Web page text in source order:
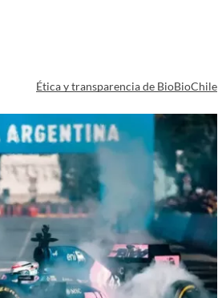
Ética y transparencia de BioBioChile